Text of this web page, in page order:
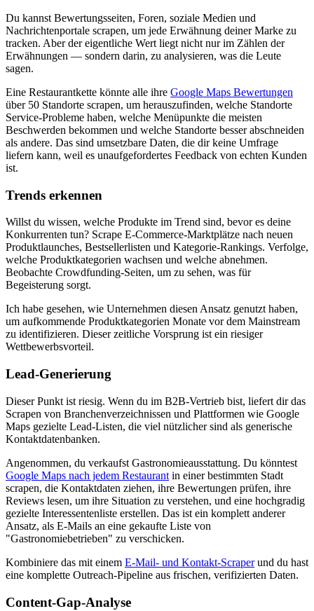
Du kannst Bewertungsseiten, Foren, soziale Medien und
Nachrichtenportale scrapen, um jede Erwähnung deiner Marke zu
tracken. Aber der eigentliche Wert liegt nicht nur im Zählen der
Erwähnungen — sondern darin, zu analysieren, was die Leute
sagen.
Eine Restaurantkette könnte alle ihre Google Maps Bewertungen
über 50 Standorte scrapen, um herauszufinden, welche Standorte
Service-Probleme haben, welche Menüpunkte die meisten
Beschwerden bekommen und welche Standorte besser abschneiden
als andere. Das sind umsetzbare Daten, die dir keine Umfrage
liefern kann, weil es unaufgefordertes Feedback von echten Kunden
ist.
Trends erkennen
Willst du wissen, welche Produkte im Trend sind, bevor es deine
Konkurrenten tun? Scrape E-Commerce-Marktplätze nach neuen
Produktlaunches, Bestsellerlisten und Kategorie-Rankings. Verfolge,
welche Produktkategorien wachsen und welche abnehmen.
Beobachte Crowdfunding-Seiten, um zu sehen, was für
Begeisterung sorgt.
Ich habe gesehen, wie Unternehmen diesen Ansatz genutzt haben,
um aufkommende Produktkategorien Monate vor dem Mainstream
zu identifizieren. Dieser zeitliche Vorsprung ist ein riesiger
Wettbewerbsvorteil.
Lead-Generierung
Dieser Punkt ist riesig. Wenn du im B2B-Vertrieb bist, liefert dir das
Scrapen von Branchenverzeichnissen und Plattformen wie Google
Maps gezielte Lead-Listen, die viel nützlicher sind als generische
Kontaktdatenbanken.
Angenommen, du verkaufst Gastronomieausstattung. Du könntest
Google Maps nach jedem Restaurant in einer bestimmten Stadt
scrapen, die Kontaktdaten ziehen, ihre Bewertungen prüfen, ihre
Reviews lesen, um ihre Situation zu verstehen, und eine hochgradig
gezielte Interessentenliste erstellen. Das ist ein komplett anderer
Ansatz, als E-Mails an eine gekaufte Liste von
"Gastronomiebetrieben" zu verschicken.
Kombiniere das mit einem E-Mail- und Kontakt-Scraperund du hast
eine komplette Outreach-Pipeline aus frischen, verifizierten Daten.
Content-Gap-Analyse